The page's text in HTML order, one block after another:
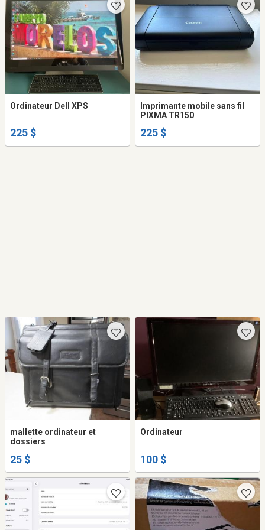
Ordinateur Dell XPS
225 $
Imprimante mobile sans fil
PIXMA TR150
225 $
mallette ordinateur et
dossiers
25 $
Ordinateur
100 $